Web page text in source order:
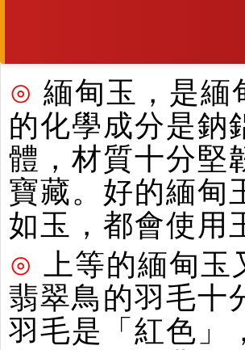
⊙ 緬甸玉，是緬
的化學成分是鈉
體，材質十分堅
寶藏。好的緬甸
如玉，都會使用
⊙
上等的緬甸
翡翠鳥的羽毛十
羽毛是「紅色」